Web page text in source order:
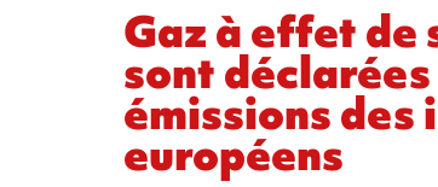
Gaz à effet de
sont
émissions
européens